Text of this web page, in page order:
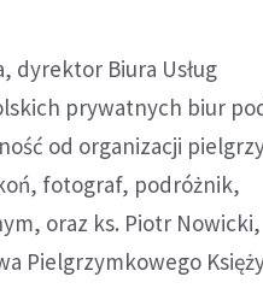
dyrektor Biura Usług
prywatnych biur
od organizacji
fotograf, podróżnik,
oraz ks. Piotr Nowicki,
Pielgrzymkowego